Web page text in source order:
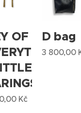
OF
Kč
D bag
3 800,00